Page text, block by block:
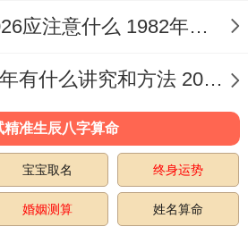
以及眼睛在领域 的养护，
易焦躁失眠，引发内分泌
此年「病符」星飞临西北
方位久卧久坐，出行时亦
尤其夏季火旺之时，维持
1982年属狗人2026应注意什么 1982年属狗人什么性格
2026年属马本命年有什么讲究和方法 2026年属马本命年戴什么饰品好
精准生辰八字算命
宝宝取名 终身运势
婚姻测算 姓名算命